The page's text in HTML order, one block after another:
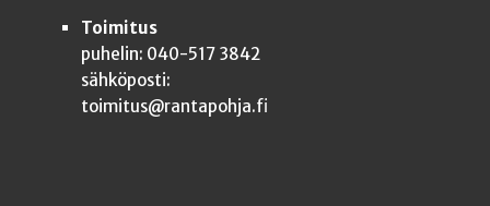
Toimitus
puhelin: 040-517 3842
sähköposti:
toimitus@rantapohja.fi